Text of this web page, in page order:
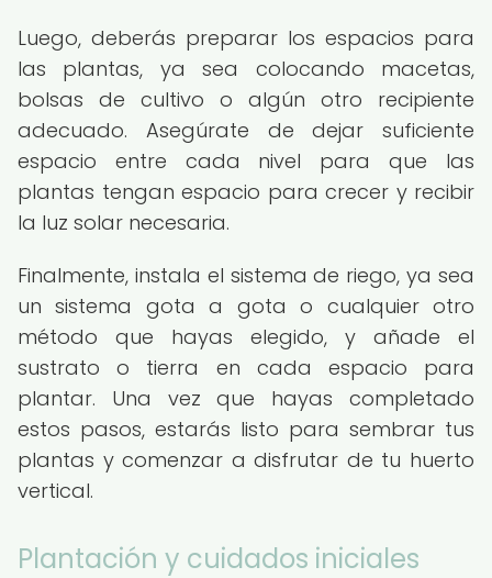
Luego, deberás preparar los espacios para
las plantas, ya sea colocando macetas,
bolsas de cultivo o algún otro recipiente
adecuado. Asegúrate de dejar suficiente
espacio entre cada nivel para que las
plantas tengan espacio para crecer y recibir
la luz solar necesaria.
Finalmente, instala el sistema de riego, ya sea
un sistema gota a gota o cualquier otro
método que hayas elegido, y añade el
sustrato o tierra en cada espacio para
plantar. Una vez que hayas completado
estos pasos, estarás listo para sembrar tus
plantas y comenzar a disfrutar de tu huerto
vertical.
Plantación y cuidados iniciales